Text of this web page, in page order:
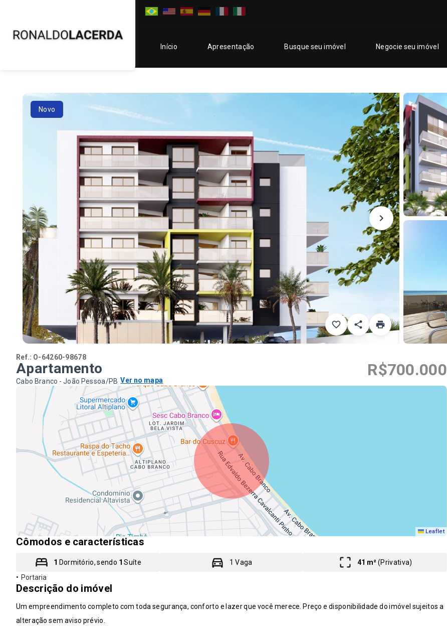
Início Apresentação Busque seu imóvel Negocie seu imóvel
Novo
Ref.: O-64260-98678
Apartamento
Cabo Branco - João Pessoa/PB Ver no mapa
R$700.000
Leaflet
Cômodos e características
1 Dormitório, sendo 1 Suíte 1 Vaga 41 m²(Privativa)
• Portaria
Descrição do imóvel
Um empreendimento completo com toda segurança, conforto e lazer que você merece. Preço e disponibilidade do imóvel sujeitos a
alteração sem aviso prévio.